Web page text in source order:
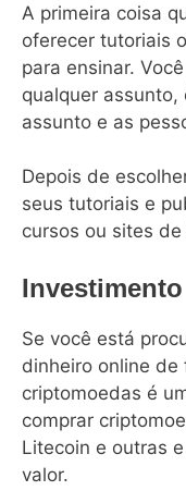
A primeira coisa
oferecer tutoriais
para ensinar.
qualquer
assunto e as
Depois de
seus tutoriais e
cursos ou sites
Se você está
dinheiro online de
criptomoedas é
comprar
Litecoin e outras
valor.